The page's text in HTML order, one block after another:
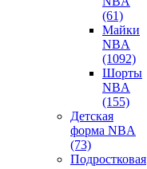
(61)
Майки
NBA
(1092)
Шорты
NBA
(155)
Детская
форма NBA
(73)
Подростковая